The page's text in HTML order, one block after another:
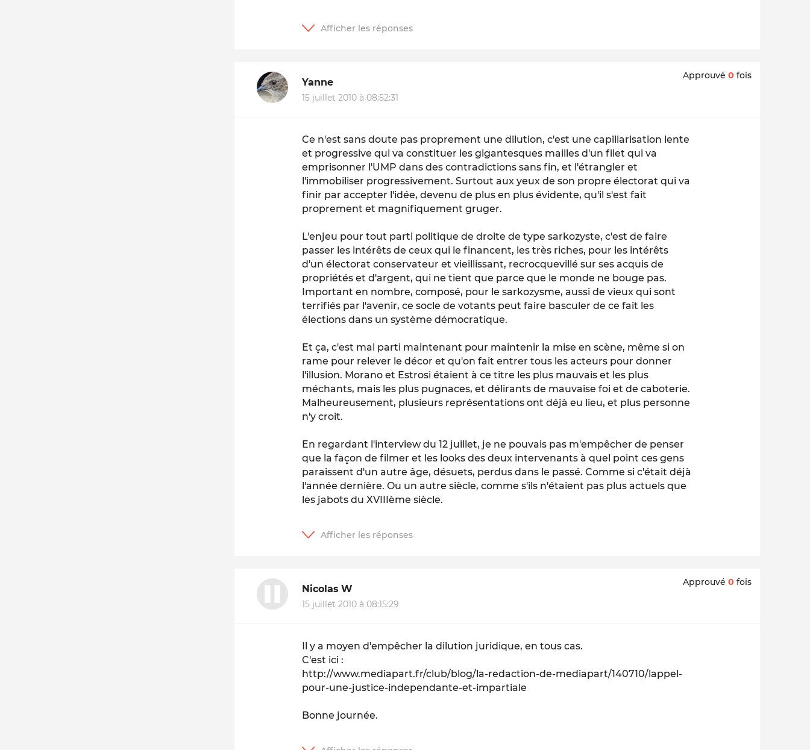
Yanne
15 juillet 2010 à 08:52:31
Approuvé 0 fois
Ce n'est sans doute pas proprement une dilution, c'est une capillarisation lente
et progressive qui va constituer les gigantesques mailles d'un filet qui va
emprisonner l'UMP dans des contradictions sans fin, et l'étrangler et
l'immobiliser progressivement. Surtout aux yeux de son propre électorat qui va
finir par accepter l'idée, devenu de plus en plus évidente, qu'il s'est fait
proprement et magnifiquement gruger.
L'enjeu pour tout parti politique de droite de type sarkozyste, c'est de faire
passer les intérêts de ceux qui le financent, les très riches, pour les intérêts
d'un électorat conservateur et vieillissant, recrocquevillé sur ses acquis de
propriétés et d'argent, qui ne tient que parce que le monde ne bouge pas.
Important en nombre, composé, pour le sarkozysme, aussi de vieux qui sont
terrifiés par l'avenir, ce socle de votants peut faire basculer de ce fait les
élections dans un système démocratique.
Et ça, c'est mal parti maintenant pour maintenir la mise en scène, même si on
rame pour relever le décor et qu'on fait entrer tous les acteurs pour donner
l'illusion. Morano et Estrosi étaient à ce titre les plus mauvais et les plus
méchants, mais les plus pugnaces, et délirants de mauvaise foi et de caboterie.
Malheureusement, plusieurs représentations ont déjà eu lieu, et plus personne
n'y croit.
En regardant l'interview du 12 juillet, je ne pouvais pas m'empêcher de penser
que la façon de filmer et les looks des deux intervenants à quel point ces gens
paraissent d'un autre âge, désuets, perdus dans le passé. Comme si c'était déjà
l'année dernière. Ou un autre siècle, comme s'ils n'étaient pas plus actuels que
les jabots du XVIIIème siècle.
Nicolas W
15 juillet 2010 à 08:15:29
Approuvé 0 fois
Il y a moyen d'empêcher la dilution juridique, en tous cas.
C'est ici :
http://www.mediapart.fr/club/blog/la-redaction-de-mediapart/140710/lappel-
pour-une-justice-independante-et-impartiale
Bonne journée.